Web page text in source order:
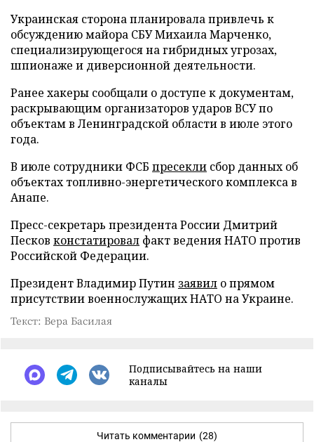
Украинская сторона планировала привлечь к
обсуждению майора СБУ Михаила Марченко,
специализирующегося на гибридных угрозах,
шпионаже и диверсионной деятельности.
Ранее хакеры сообщали о доступе к документам,
раскрывающим организаторов ударов ВСУ по
объектам в Ленинградской области в июле этого
года.
В июле сотрудники ФСБ пресекли сбор данных об
объектах топливно-энергетического комплекса в
Анапе.
Пресс-секретарь президента России Дмитрий
Песков констатировал факт ведения НАТО против
Российской Федерации.
Президент Владимир Путин заявил о прямом
присутствии военнослужащих НАТО на Украине.
Текст: Вера Басилая
Подписывайтесь на наши
каналы
Читать комментарии (28)